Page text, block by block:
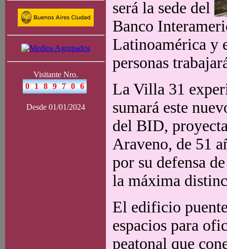
Visitante Nro.
Desde 01/01/2024
será la sede del
Banco
Latinoamérica y
personas
La Villa 31
sumará este
del BID,
Araveno, de 51
por su defensa
la máxima
El edificio
espacios para
peatonal que